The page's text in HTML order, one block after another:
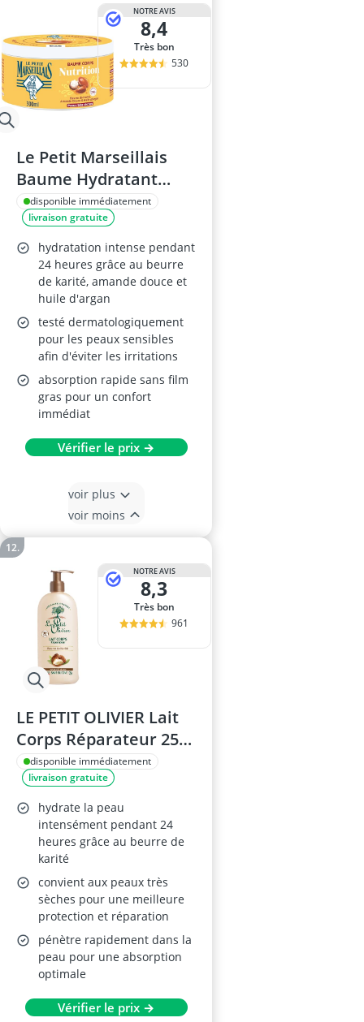
NOTRE AVIS
8,4
Très bon
530
Le Petit Marseillais
Baume Hydratant
300ml
disponible immédiatement
livraison gratuite
hydratation intense pendant
24 heures grâce au beurre
de karité, amande douce et
huile d'argan
testé dermatologiquement
pour les peaux sensibles
afin d'éviter les irritations
absorption rapide sans film
gras pour un confort
immédiat
Vérifier le prix →
voir plus
voir moins
NOTRE AVIS
8,3
Très bon
961
LE PETIT OLIVIER Lait
Corps Réparateur 250
mldisponible immédiatement
livraison gratuite
hydrate la peau
intensément pendant 24
heures grâce au beurre de
karité
convient aux peaux très
sèches pour une meilleure
protection et réparation
pénètre rapidement dans la
peau pour une absorption
optimale
Vérifier le prix →